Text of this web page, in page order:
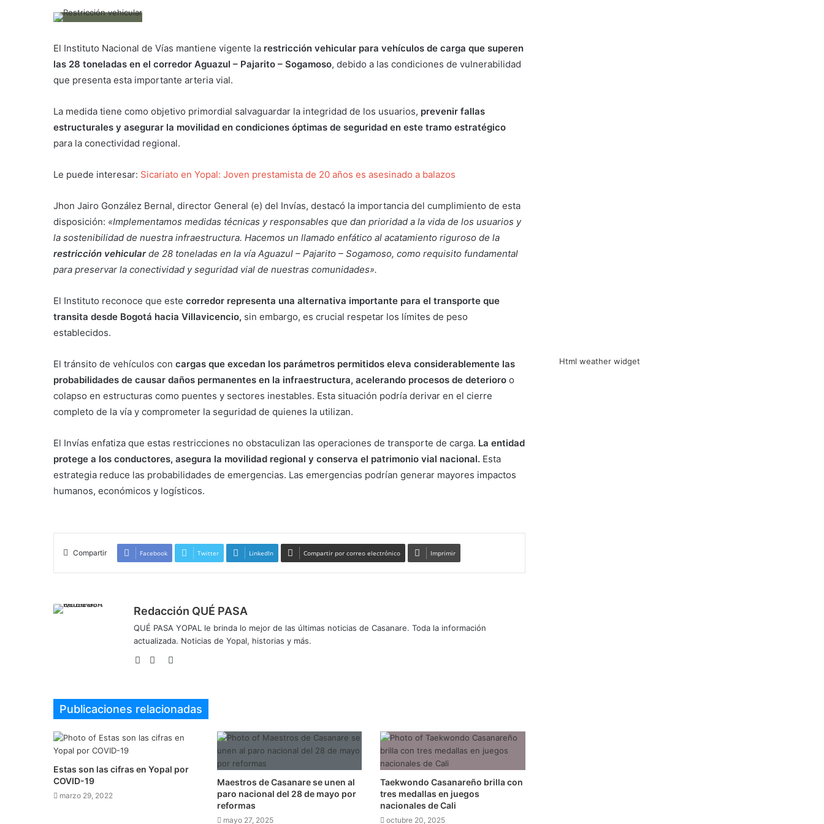
El Instituto Nacional de Vías mantiene vigente la restricción vehicular para vehículos de carga que superen
las 28 toneladas en el corredor Aguazul – Pajarito – Sogamoso, debido a las condiciones de vulnerabilidad
que presenta esta importante arteria vial.
La medida tiene como objetivo primordial salvaguardar la integridad de los usuarios, prevenir fallas
estructurales y asegurar la movilidad en condiciones óptimas de seguridad en este tramo estratégico
para la conectividad regional.
Le puede interesar: Sicariato en Yopal: Joven prestamista de 20 años es asesinado a balazos
Jhon Jairo González Bernal, director General (e) del Invías, destacó la importancia del cumplimiento de esta
disposición: «Implementamos medidas técnicas y responsables que dan prioridad a la vida de los usuarios y
la sostenibilidad de nuestra infraestructura. Hacemos un llamado enfático al acatamiento riguroso de la
restricción vehicularde 28 toneladas en la vía Aguazul – Pajarito – Sogamoso, como requisito fundamental
para preservar la conectividad y seguridad vial de nuestras comunidades».
El Instituto reconoce que este corredor representa una alternativa importante para el transporte que
transita desde Bogotá hacia Villavicencio, sin embargo, es crucial respetar los límites de peso
establecidos.
El tránsito de vehículos con cargas que excedan los parámetros permitidos eleva considerablemente las
probabilidades de causar daños permanentes en la infraestructura, acelerando procesos de deterioro o
colapso en estructuras como puentes y sectores inestables. Esta situación podría derivar en el cierre
completo de la vía y comprometer la seguridad de quienes la utilizan.
El Invías enfatiza que estas restricciones no obstaculizan las operaciones de transporte de carga. La entidad
protege a los conductores, asegura la movilidad regional y conserva el patrimonio vial nacional. Esta
estrategia reduce las probabilidades de emergencias. Las emergencias podrían generar mayores impactos
humanos, económicos y logísticos.
Compartir Facebook Twitter LinkedIn Compartir por correo electrónico Imprimir
Redacción QUÉ PASA
QUÉ PASA YOPAL le brinda lo mejor de las últimas noticias de Casanare. Toda la información
actualizada. Noticias de Yopal, historias y más.
Sitio Facebook
Twitter
Publicaciones relacionadas
Estas son las cifras en Yopal por
COVID-19
marzo 29, 2022
Maestros de Casanare se unen al
paro nacional del 28 de mayo por
reformas
mayo 27, 2025
Taekwondo Casanareño brilla con
tres medallas en juegos
nacionales de Cali
octubre 20, 2025
Html weather widget